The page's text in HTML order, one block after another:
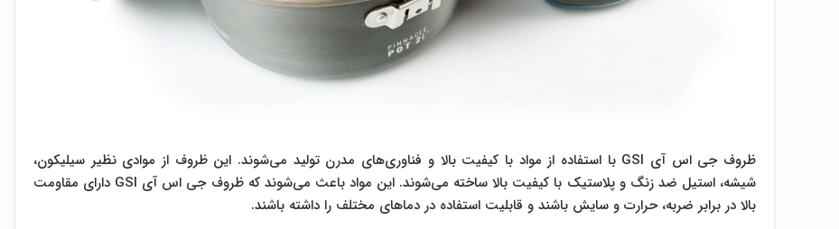
ظروف جی اس آی GSI با استفاده از مواد با کیفیت بالا و فناوری‌های مدرن تولید می‌شوند. این ظروف از موادی نظیر سیلیکون،
شیشه، استیل ضد زنگ و پلاستیک با کیفیت بالا ساخته می‌شوند. این مواد باعث می‌شوند که ظروف جی اس آی GSI دارای مقاومت
بالا در برابر ضربه، حرارت و سایش باشند و قابلیت استفاده در دماهای مختلف را داشته باشند.